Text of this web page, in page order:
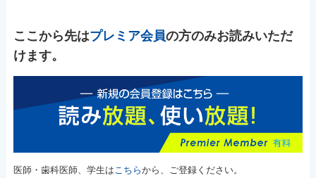
ここから先はプレミア会員の方のみお読みいただ
けます。
医師・歯科医師、学生はこちらから、ご登録ください。